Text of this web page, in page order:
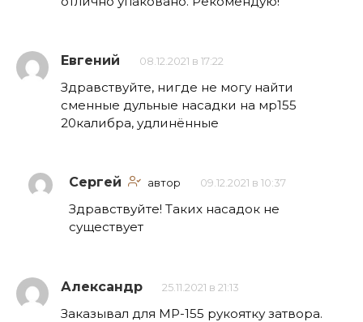
Евгений 08.12.2021 в 17:22
Здравствуйте, нигде не могу найти
сменные дульные насадки на мр155
20калибра, удлинённые
Сергей автор 09.12.2021 в 10:37
Здравствуйте! Таких насадок не
существует
Александр 25.11.2021 в 21:13
Заказывал для МР-155 рукоятку затвора.